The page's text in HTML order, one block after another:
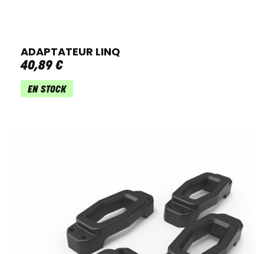
ADAPTATEUR LINQ
40,89 €
EN STOCK